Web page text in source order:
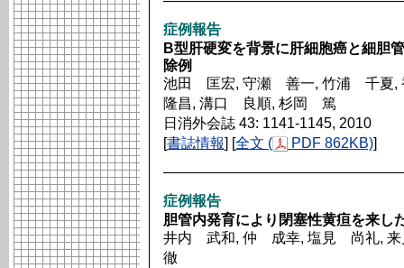
症例報告
B型肝硬変を背景に肝細胞癌と細胆
除例
池田 匡宏, 守瀬 善一, 竹浦 千
隆昌, 溝口 良順, 杉岡 篤
日消外会誌 43: 1141-1145, 2010
[書誌情報] [全文 ( PDF 862KB)]
症例報告
胆管内発育により閉塞性黄疸を来し
井内 武和, 仲 成幸, 塩見 尚礼,
徹